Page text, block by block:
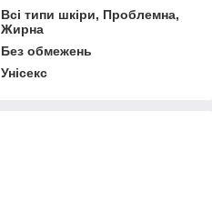
Всі типи шкіри, Проблемна,
Жирна
Без обмежень
Унісекс